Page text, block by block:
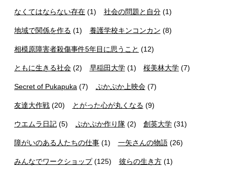
なくてはならない存在 (1) 社会の問題と自分(1)
地域で関係を作る (1) 養護学校キンコンカン (8)
相模原障害者殺傷事件5年目に思うこと (12)
ともに生きる社会 (2) 早稲田大学(1) 桜美林大学 (7)
Secret of Pukapuka (7) ぷかぷか上映会(7)
友達大作戦 (20) とがった心が丸くなる (9)
ウエムラ日記 (5) ぷかぷか作り隊(2) 創英大学 (31)
障がいのある人たちの仕事 (1) 一矢さんの物語(26)
みんなでワークショップ(125) 彼らの生き方(1)